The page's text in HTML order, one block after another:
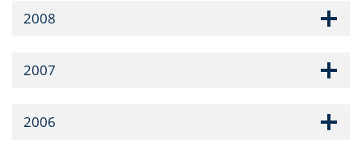
2008
2007
2006